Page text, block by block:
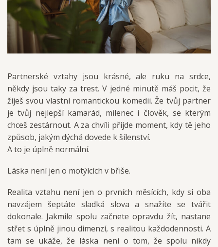
Partnerské vztahy jsou krásné, ale ruku na srdce,
někdy jsou taky za trest. V jedné minutě máš pocit, že
žiješ svou vlastní romantickou komedii. Že tvůj partner
je tvůj nejlepší kamarád, milenec i člověk, se kterým
chceš zestárnout. A za chvíli přijde moment, kdy tě jeho
způsob, jakým dýchá dovede k šílenství.
A to je úplně normální.
Láska není jen o motýlcích v břiše.
Realita vztahu není jen o prvních měsících, kdy si oba
navzájem šeptáte sladká slova a snažíte se tvářit
dokonale. Jakmile spolu začnete opravdu žít, nastane
střet s úplně jinou dimenzí, s realitou každodennosti. A
tam se ukáže, že láska není o tom, že spolu nikdy